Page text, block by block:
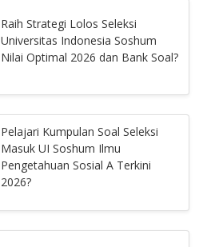
Raih Strategi Lolos Seleksi
Universitas Indonesia Soshum
Nilai Optimal 2026 dan Bank Soal?
Pelajari Kumpulan Soal Seleksi
Masuk UI Soshum Ilmu
Pengetahuan Sosial A Terkini
2026?